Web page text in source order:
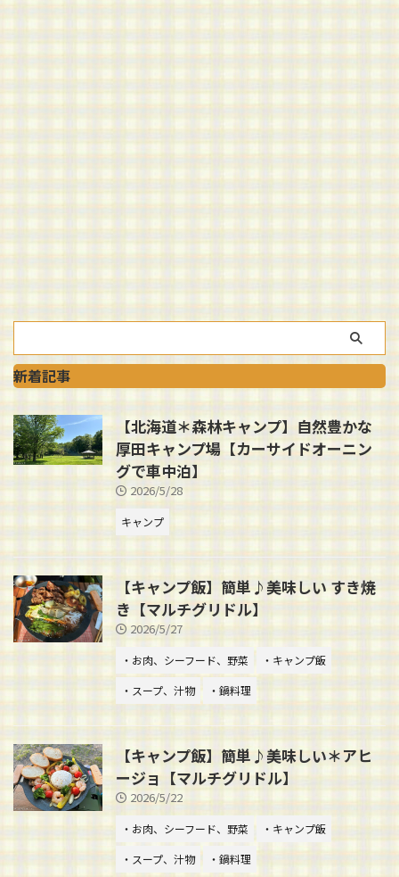
新着記事
【北海道＊森林キャンプ】自然豊かな
厚田キャンプ場【カーサイドオーニン
グで車中泊】
2026/5/28
キャンプ
【キャンプ飯】簡単♪美味しい すき焼
き【マルチグリドル】
2026/5/27
・お肉、シーフード、野菜
・キャンプ飯
・スープ、汁物
・鍋料理
【キャンプ飯】簡単♪美味しい＊アヒ
ージョ【マルチグリドル】
2026/5/22
・お肉、シーフード、野菜
・キャンプ飯
・スープ、汁物
・鍋料理